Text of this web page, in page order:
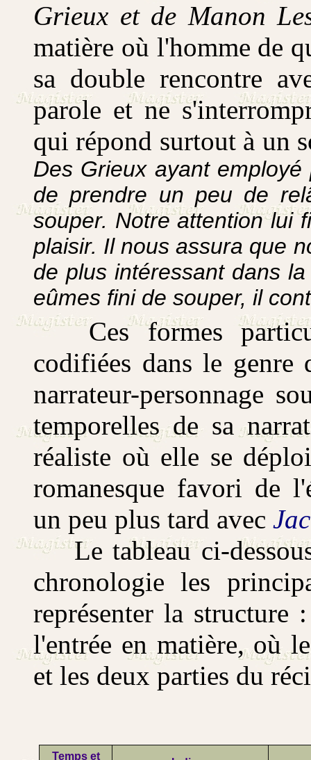
Grieux et de Manon
matière où l'homme de
sa double rencontre
parole et ne
qui répond surtout à un
Des Grieux ayant
de prendre un peu de
souper. Notre attention lui
plaisir. Il nous assura que
de plus intéressant dans
eûmes fini de souper, il
Ces formes
codifiées dans le genre
narrateur-personnage
temporelles de sa
réaliste où elle se
romanesque favori de
un peu plus tard avec
Le tableau ci-dessous
chronologie les
représenter la structure
l'entrée en matière, où
et les deux parties du
Temps et